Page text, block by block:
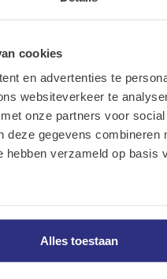
cookies
en advertenties te
websiteverkeer te
onze partners voor
deze gegevens combineren
verzameld op basis
Alles toestaan